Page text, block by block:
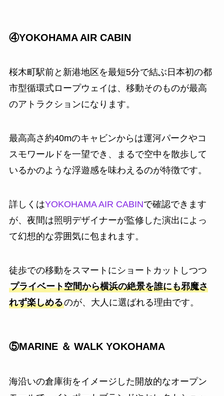
④YOKOHAMA AIR CABIN
桜木町駅前と新港地区を最短5分で結ぶ日本初の都
市型循環式ロープウェイは、移動そのものが最高
のアトラクションになります。
最高高さ約40mのキャビンからは運河パークやコ
スモワールドを一望でき、まるで空中を散歩して
いるかのような浮遊感を味わえるのが特徴です。
詳しくはYOKOHAMA AIR CABINで確認できます
が、夜間は照明デザイナーが監修した演出によっ
て幻想的な雰囲気に包まれます。
徒歩での移動をスマートにショートカットしつつ
プライベート空間から横浜の絶景を誰にも邪魔さ
れず楽しめるのが、大人に選ばれる理由です。
⑤MARINE ＆ WALK YOKOHAMA
海沿いの倉庫街をイメージした開放的なオープン